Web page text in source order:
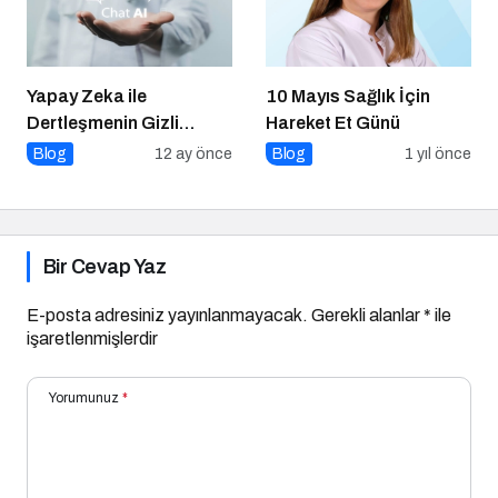
Yapay Zeka ile
Dertleşmenin Gizli
Tehlikeleri
Blog 12 ay önce
10 Mayıs Sağlık İçin
Hareket Et Günü
Blog 1 yıl önce
Bir Cevap Yaz
E-posta adresiniz yayınlanmayacak. Gerekli alanlar* ile
işaretlenmişlerdir
Yorumunuz *